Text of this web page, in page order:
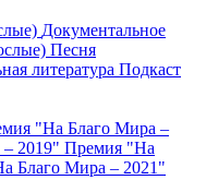
Документальное
Песня
литература Подкаст
"На Благо Мира –
2019" Премия "На
Благо Мира – 2021"